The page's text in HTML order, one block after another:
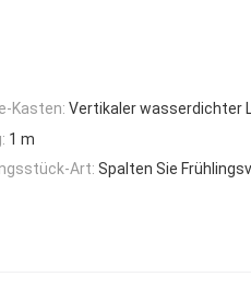
Kasten: Vertikaler wasserdichter
1 m
Art: Spalten Sie